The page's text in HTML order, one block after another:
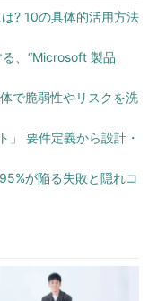
? 10の具体的活用方法
、“Microsoft 製品
で脆弱性やリスクを洗
」 要件定義から設計・
が陥る失敗と隠れコ